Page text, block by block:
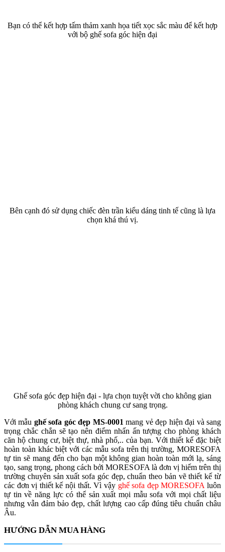
Bạn có thể kết hợp tấm thảm xanh họa tiết xọc sắc màu để kết hợp
với bộ ghế sofa góc hiện đại
Bên cạnh đó sử dụng chiếc đèn trần kiểu dáng tinh tế cũng là lựa
chọn khá thú vị.
Ghế sofa góc đẹp hiện đại - lựa chọn tuyệt vời cho không gian
phòng khách chung cư sang trọng.
Với mẫu ghế sofa góc đẹp MS-0001mang vẻ đẹp hiện đại và sang
trọng chắc chắn sẽ tạo nên điểm nhấn ấn tượng cho phòng khách
căn hộ chung cư, biệt thự, nhà phố,.. của bạn. Với thiết kế đặc biệt
hoàn toàn khác biệt với các mẫu sofa trên thị trường, MORESOFA
tự tin sẽ mang đến cho bạn một không gian hoàn toàn mới lạ, sáng
tạo, sang trọng, phong cách bởi MORESOFA là đơn vị hiếm trên thị
trường chuyên sản xuất sofa góc đẹp, chuẩn theo bản vẽ thiết kế từ
các đơn vị thiết kế nội thất. Vì vậy ghế sofa đẹp MORESOFAluôn
tự tin về năng lực có thể sản xuất mọi mẫu sofa với mọi chất liệu
nhưng vẫn đảm bảo đẹp, chất lượng cao cấp đúng tiêu chuẩn châu
Âu.
HƯỚNG DẪN MUA HÀNG